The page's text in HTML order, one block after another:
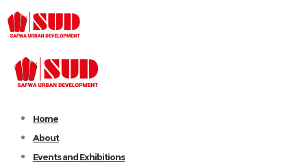
Home
About
Events and Exhibitions